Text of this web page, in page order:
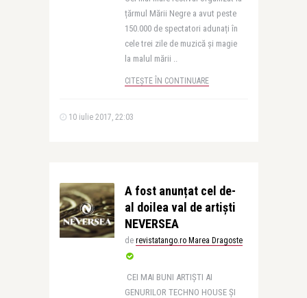
țărmul Mării Negre a avut peste
150.000 de spectatori adunați în
cele trei zile de muzică și magie
la malul mării ..
CITEȘTE ÎN CONTINUARE
10 iulie 2017, 22:03
A fost anunțat cel de-
al doilea val de artiști
NEVERSEA
de revistatango.ro Marea Dragoste
CEI MAI BUNI ARTIȘTI AI
GENURILOR TECHNO HOUSE ȘI